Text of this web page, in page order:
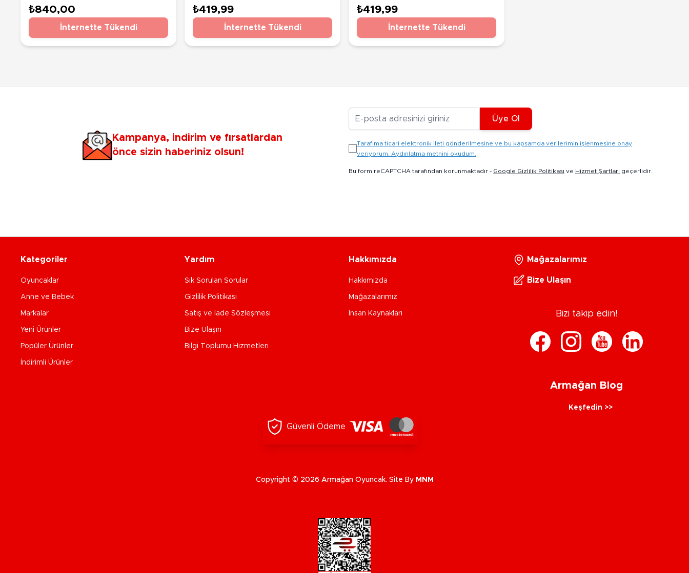
₺840,00
İnternette Tükendi
Seti Pembe Elbiseli
₺419,99
İnternette Tükendi
Seti Mavi Elbiseli
₺419,99
İnternette Tükendi
Kampanya, indirim ve fırsatlardan
önce sizin haberiniz olsun!
Üye Ol
Tarafıma ticari elektronik ileti gönderilmesine ve bu kapsamda verilerimin işlenmesine onay
veriyorum. Aydınlatma metnini okudum.
Bu form reCAPTCHA tarafından korunmaktadır - Google Gizlilik Politikası ve Hizmet Şartları geçerlidir.
Kategoriler
Oyuncaklar
Anne ve Bebek
Markalar
Yeni Ürünler
Popüler Ürünler
İndirimli Ürünler
Yardım
Sık Sorulan Sorular
Gizlilik Politikası
Satış ve İade Sözleşmesi
Bize Ulaşın
Bilgi Toplumu Hizmetleri
Hakkımızda
Hakkımızda
Mağazalarımız
İnsan Kaynakları
Mağazalarımız
Bize Ulaşın
Bizi takip edin!
Armağan Blog
Keşfedin >>
Güvenli Ödeme
Copyright © 2026 Armağan Oyuncak. Site By MNM